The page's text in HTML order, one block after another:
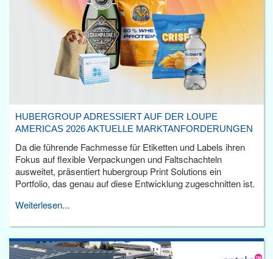
HUBERGROUP ADRESSIERT AUF DER LOUPE
AMERICAS 2026 AKTUELLE MARKTANFORDERUNGEN
Da die führende Fachmesse für Etiketten und Labels ihren
Fokus auf flexible Verpackungen und Faltschachteln
ausweitet, präsentiert hubergroup Print Solutions ein
Portfolio, das genau auf diese Entwicklung zugeschnitten ist.
Weiterlesen...